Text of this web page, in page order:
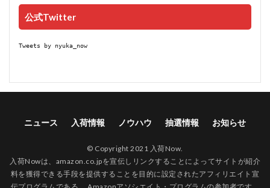
公式Twitter
Tweets by nyuka_now
ニュース 入荷情報 ノウハウ 抽選情報 お知らせ
© Copyright 2021 入荷Now.
入荷Nowは、amazon.co.jpを宣伝しリンクすることによってサイトが紹介
料を獲得できる手段を提供することを目的に設定されたアフィリエイト宣
伝プログラムである、 Amazonアソシエイト・プログラムの参加者です。